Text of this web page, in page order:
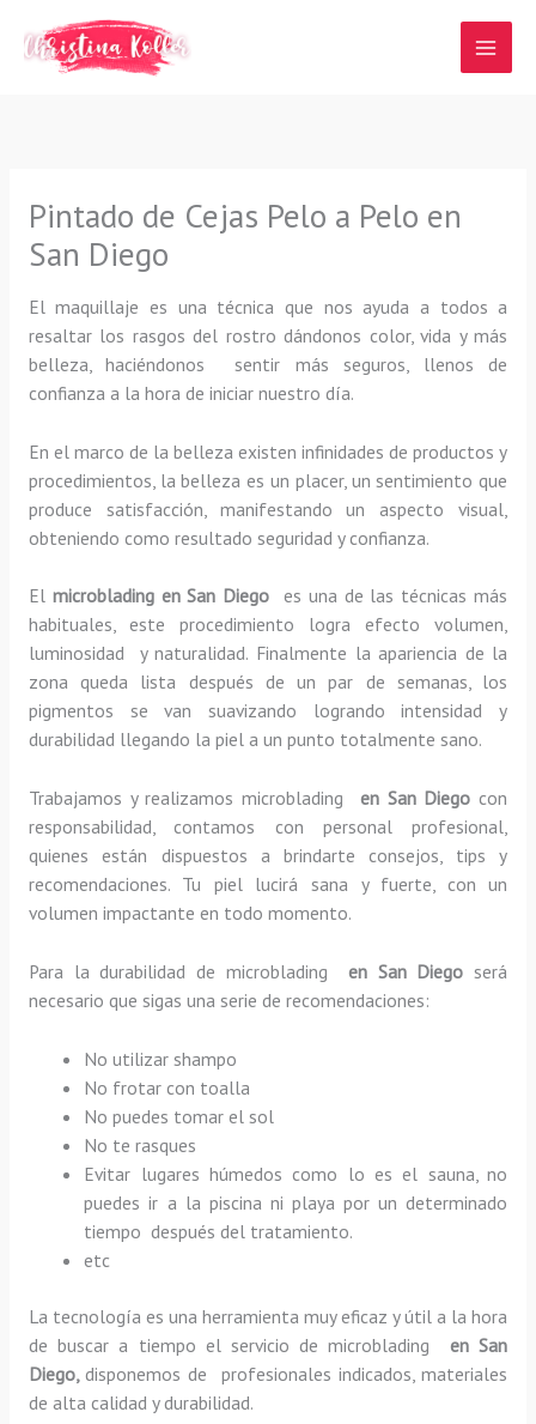
contenido
Pintado de Cejas Pelo a Pelo en
San Diego
El maquillaje es una técnica que nos ayuda a todos a
resaltar los rasgos del rostro dándonos color, vida y más
belleza, haciéndonos sentir más seguros, llenos de
confianza a la hora de iniciar nuestro día.
En el marco de la belleza existen infinidades de productos y
procedimientos, la belleza es un placer, un sentimiento que
produce satisfacción, manifestando un aspecto visual,
obteniendo como resultado seguridad y confianza.
El microblading en San Diego es una de las técnicas más
habituales, este procedimiento logra efecto volumen,
luminosidad y naturalidad. Finalmente la apariencia de la
zona queda lista después de un par de semanas, los
pigmentos se van suavizando logrando intensidad y
durabilidad llegando la piel a un punto totalmente sano.
Trabajamos y realizamos microblading en San Diego con
responsabilidad, contamos con personal profesional,
quienes están dispuestos a brindarte consejos, tips y
recomendaciones. Tu piel lucirá sana y fuerte, con un
volumen impactante en todo momento.
Para la durabilidad de microblading en San Diego será
necesario que sigas una serie de recomendaciones:
No utilizar shampo
No frotar con toalla
No puedes tomar el sol
No te rasques
Evitar lugares húmedos como lo es el sauna, no
puedes ir a la piscina ni playa por un determinado
tiempo después del tratamiento.
etc
La tecnología es una herramienta muy eficaz y útil a la hora
de buscar a tiempo el servicio de microblading en San
Diego, disponemos de profesionales indicados, materiales
de alta calidad y durabilidad.